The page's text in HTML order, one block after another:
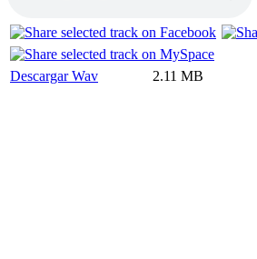
Descargar Wav 2.11 MB